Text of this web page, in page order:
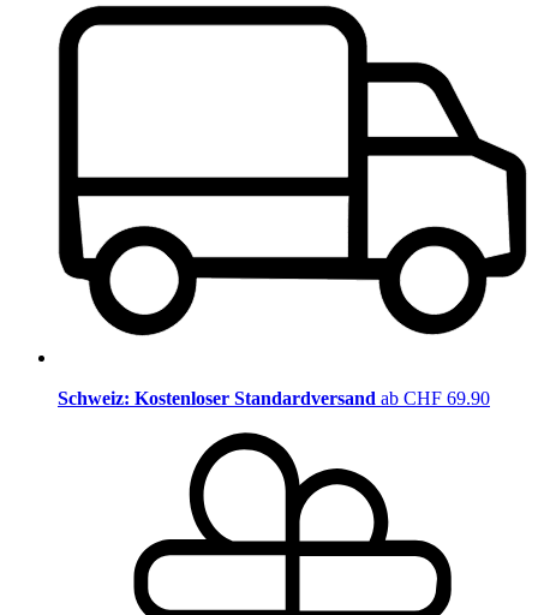
Schweiz: Kostenloser Standardversand ab CHF 69.90